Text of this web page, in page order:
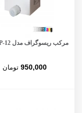
مرکب ریسوگراف مدل RISO JP-12
950,000 تومان